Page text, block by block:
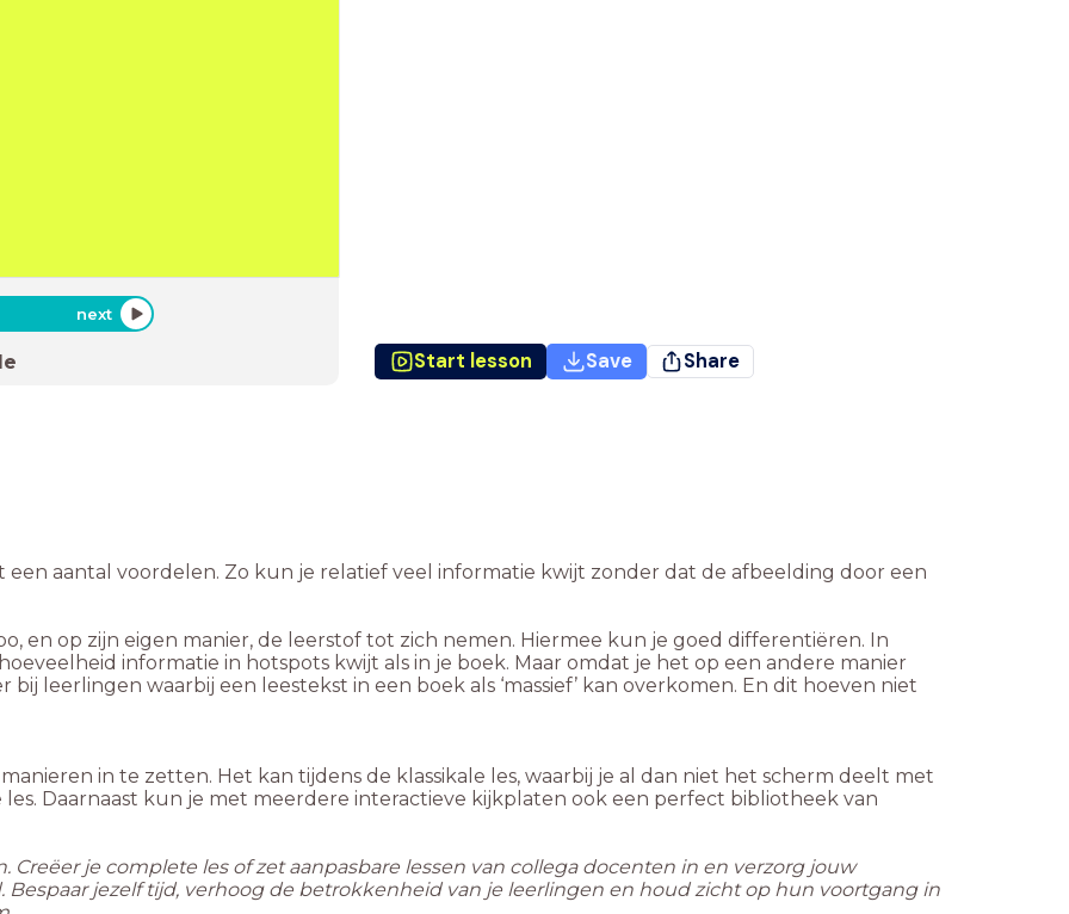
next
Start lesson Save Share
aantal voordelen. Zo kun je relatief veel informatie kwijt zonder dat de afbeelding door een
en op zijn eigen manier, de leerstof tot zich nemen. Hiermee kun je goed differentiëren. In
informatie in hotspots kwijt als in je boek. Maar omdat je het op een andere manier
leerlingen waarbij een leestekst in een boek als ‘massief’ kan overkomen. En dit hoeven niet
in te zetten. Het kan tijdens de klassikale les, waarbij je al dan niet het scherm deelt met
Daarnaast kun je met meerdere interactieve kijkplaten ook een perfect bibliotheek van
Creëer je complete les of zet aanpasbare lessen van collega docenten in en verzorg jouw
Bespaar jezelf tijd, verhoog de betrokkenheid van je leerlingen en houd zicht op hun voortgang in